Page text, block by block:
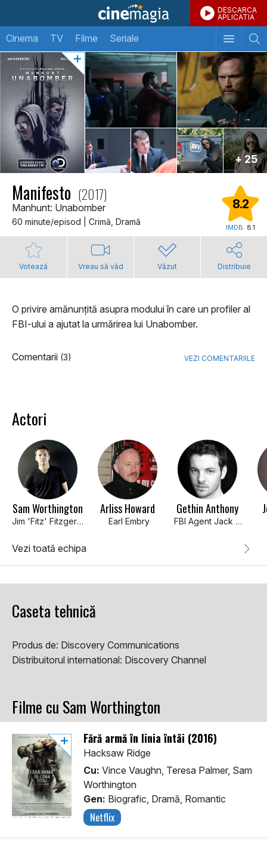
DESCARCA
APLICATIA
Cinema TV Filme Seriale
+ 25
Manifesto (2017)
Manhunt: Unabomber
60 minute/episod | Crimă, Dramă
8.2
IMDB: 8.1
Votează Vreau să văd Văzut Distribuie
O privire amănunțită asupra modului în care un profiler al
FBI-ului a ajutat la urmărirea lui Unabomber.
Comentarii (3) VEZI COMENTARIILE
Actori
Sam Worthington
Jim 'Fitz' Fitzgerald
Arliss Howard
Earl Embry
Gethin Anthony
FBI Agent Jack Griffin
Vezi toată echipa
Caseta tehnică
Produs de: Discovery Communications
Distribuitorul international: Discovery Channel
Filme cu Sam Worthington
Fără armă în linia întâi (2016)
Hacksaw Ridge
Cu: Vince Vaughn, Teresa Palmer, Sam
Worthington
Gen: Biografic, Dramă, Romantic
Netflix